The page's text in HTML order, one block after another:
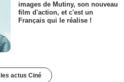
images de Mutiny, son nouveau
film d'action, et c'est un
Français qui le réalise !
actus Ciné